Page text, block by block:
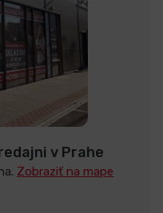
v Prahe
Zobraziť na mape